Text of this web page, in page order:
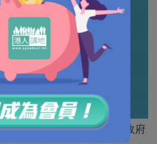
資近百億元人民幣，三地政府